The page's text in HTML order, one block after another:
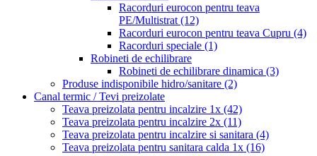
Racorduri eurocon pentru teava
PE/Multistrat (12)
Racorduri eurocon pentru teava Cupru (4)
Racorduri speciale (1)
Robineti de echilibrare
Robineti de echilibrare dinamica (3)
Produse indisponibile hidro/sanitare (2)
Canal termic / Tevi preizolate
Teava preizolata pentru incalzire 1x (42)
Teava preizolata pentru incalzire 2x (11)
Teava preizolata pentru incalzire si sanitara (4)
Teava preizolata pentru sanitara calda 1x (16)